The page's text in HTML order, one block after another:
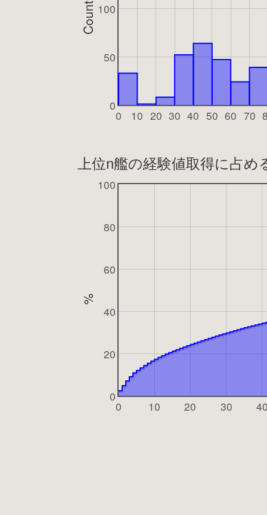
0 10 20 30 40 50 60 70
0
50
100
Count
上位n艦の経験値取得に占め
0 10 20 30
0
20
40
60
80
100
%